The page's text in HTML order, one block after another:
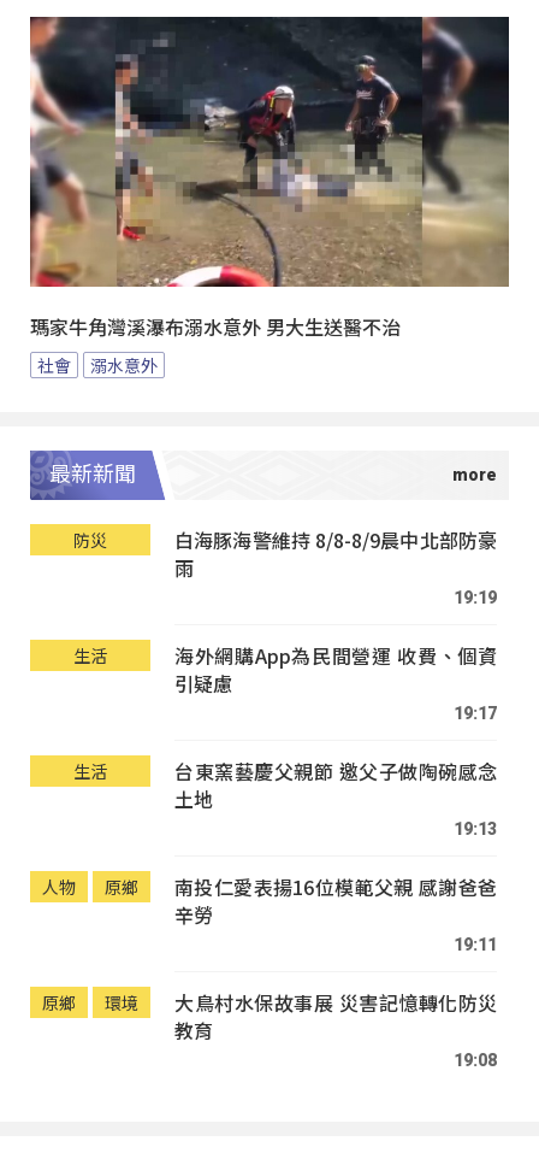
瑪家牛角灣溪瀑布溺水意外 男大生送醫不治
社會 溺水意外
最新新聞
防災
白海豚海警維持 8/8-8/9晨中北部防豪
雨
19:19
生活
海外網購App為民間營運 收費、個資
引疑慮
19:17
生活
台東窯藝慶父親節 邀父子做陶碗感念
土地
19:13
人物 原鄉
南投仁愛表揚16位模範父親 感謝爸爸
辛勞
19:11
原鄉 環境
大鳥村水保故事展 災害記憶轉化防災
教育
19:08